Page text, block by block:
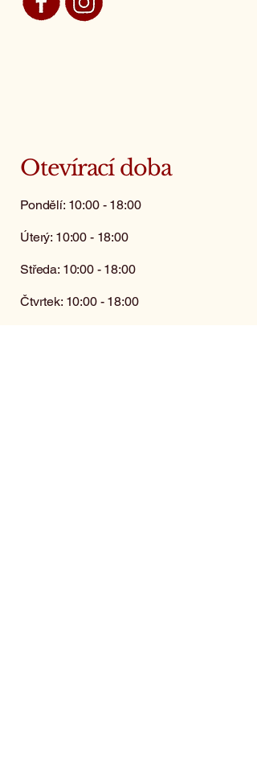
Otevírací doba
Pondělí: 10:00 - 18:00
Úterý: 10:00 - 18:00
Středa: 10:00 - 18:00
Čtvrtek: 10:00 - 18:00